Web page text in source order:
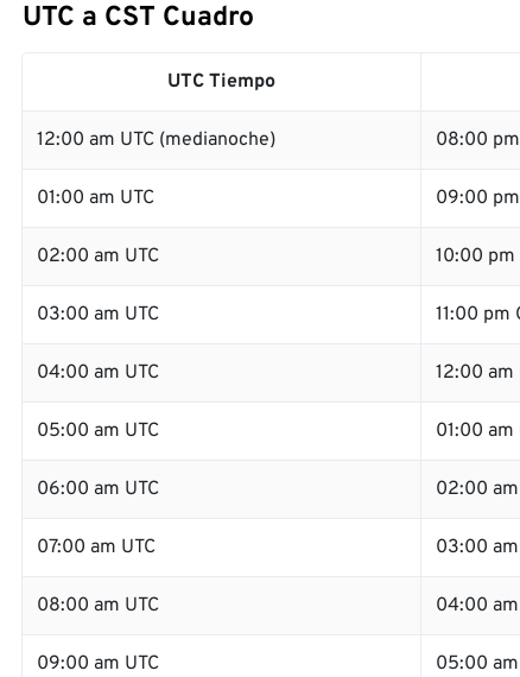
UTC a CST Cuadro
UTC Tiempo
12:00 am UTC (medianoche) 08:00
01:00 am UTC 09:00
02:00 am UTC 10:00 pm
03:00 am UTC 11:00 pm
04:00 am UTC 12:00 am
05:00 am UTC 01:00 am
06:00 am UTC 02:00 am
07:00 am UTC 03:00 am
08:00 am UTC 04:00 am
09:00 am UTC 05:00 am